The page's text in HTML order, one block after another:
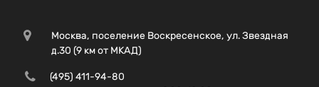
Москва, поселение Воскресенское, ул. Звездная
д.30 (9 км от МКАД)
(495) 411-94-80